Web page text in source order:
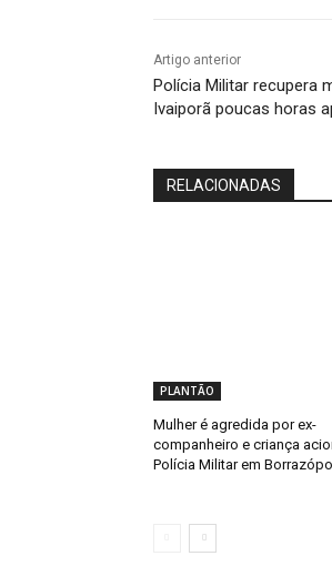
Artigo anterior
Polícia Militar recupera
Ivaiporã poucas horas
RELACIONADAS
PLANTÃO
Mulher é agredida por ex-
companheiro e criança
Polícia Militar em